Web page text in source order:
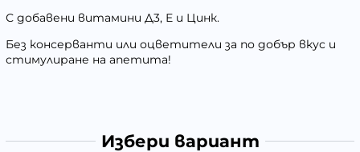
С добавени витамини Д3, Е и Цинк.
Без консерванти или оцветители за по добър вкус и
стимулиране на апетита!
Избери вариант